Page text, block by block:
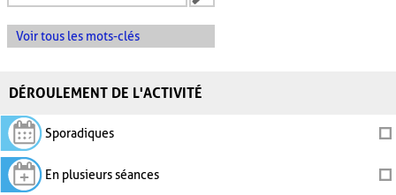
Voir tous les mots-clés
DÉROULEMENT DE L'ACTIVITÉ
Sporadiques
En plusieurs séances